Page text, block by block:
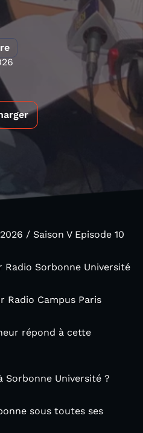
/ Saison V Episode 10
Sorbonne Université
Radio Campus Paris
répond à cette
Université ?
sous toutes ses